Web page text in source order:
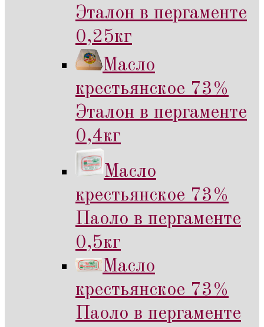
Эталон в пергаменте
0,25кг
Масло
крестьянское 73%
Эталон в пергаменте
0,4кг
Масло
крестьянское 73%
Паоло в пергаменте
0,5кг
Масло
крестьянское 73%
Паоло в пергаменте